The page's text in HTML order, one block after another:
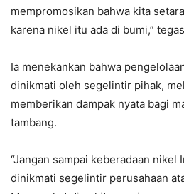
mempromosikan bahwa kita
karena nikel itu ada di bumi,”
Ia menekankan bahwa
dinikmati oleh segelintir pihak,
memberikan dampak nyata bagi
tambang.
“Jangan sampai keberadaan nikel
dinikmati segelintir perusahaan